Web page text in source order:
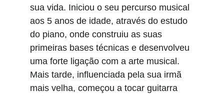
sua vida. Iniciou o seu percurso musical
aos 5 anos de idade, através do estudo
do piano, onde construiu as suas
primeiras bases técnicas e desenvolveu
uma forte ligação com a arte musical.
Mais tarde, influenciada pela sua irmã
mais velha, começou a tocar guitarra